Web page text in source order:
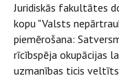
Juridiskās fakultātes
kopu "Valsts
piemērošana:
rīcībspēja okupācijas
uzmanības ticis veltīts